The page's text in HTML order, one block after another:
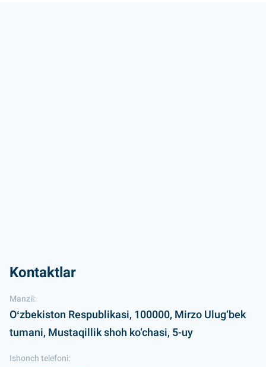
Kontaktlar
Manzil:
Oʻzbekiston Respublikasi, 100000, Mirzo Ulug‘bek
tumani, Mustaqillik shoh ko‘chasi, 5-uy
Ishonch telefoni: